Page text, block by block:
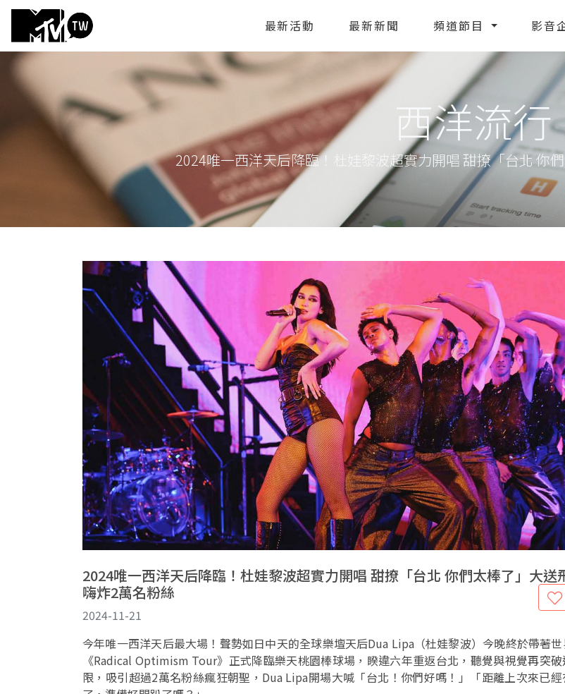
最新活動 最新新聞 頻道節目 影音
西洋流行
2024唯一西洋天后降臨！杜娃黎波超實力開唱 甜撩「台北 你
2024唯一西洋天后降臨！杜娃黎波超實力開唱 甜撩「台北 你們太棒了」大送
嗨炸2萬名粉絲
2024-11-21
今年唯一西洋天后最大場！聲勢如日中天的全球樂壇天后Dua Lipa（杜娃黎波）今晚終於帶著
《Radical Optimism Tour》正式降臨樂天桃園棒球場，睽違六年重返台北，聽覺與視覺再突
限，吸引超過2萬名粉絲瘋狂朝聖，Dua Lipa開場大喊「台北！你們好嗎！」「距離上次來已